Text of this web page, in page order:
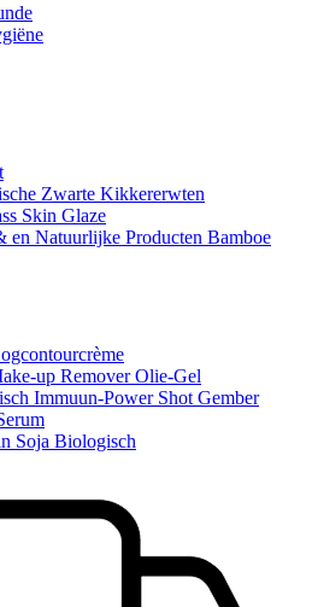
Zwarte Kikkererwten
Skin Glaze
en Natuurlijke Producten Bamboe
up Remover Olie-Gel
Immuun-Power Shot Gember
Soja Biologisch